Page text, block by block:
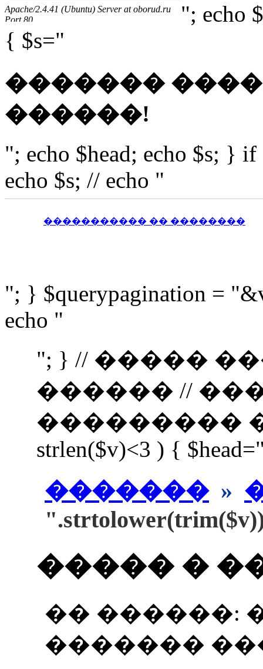
"; echo
{ $s="
�������
������!
"; echo $head; echo $s; }
echo $s; // echo "
����������� �� ��������
"; } $querypagination =
echo "
"; } // �����
������ //
���������
strlen($v)<3 ) {
������� »
����� �
�� ������:
�������